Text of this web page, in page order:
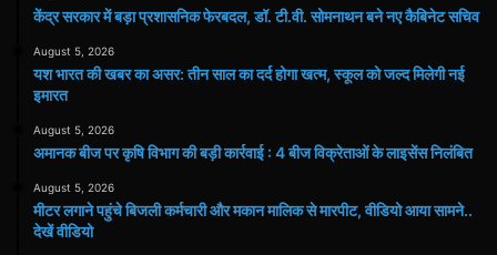
केंद्र सरकार में बड़ा प्रशासनिक फेरबदल, डॉ. टी.वी. सोमनाथन बने नए कैबिनेट सचिव
August 5, 2026
यश भारत की खबर का असर: तीन साल का दर्द होगा खत्म, स्कूल को जल्द मिलेगी नई
इमारत
August 5, 2026
अमानक बीज पर कृषि विभाग की बड़ी कार्रवाई : 4 बीज विक्रेताओं के लाइसेंस निलंबित
August 5, 2026
मीटर लगाने पहुंचे बिजली कर्मचारी और मकान मालिक से मारपीट, वीडियो आया सामने..
देखें वीडियो